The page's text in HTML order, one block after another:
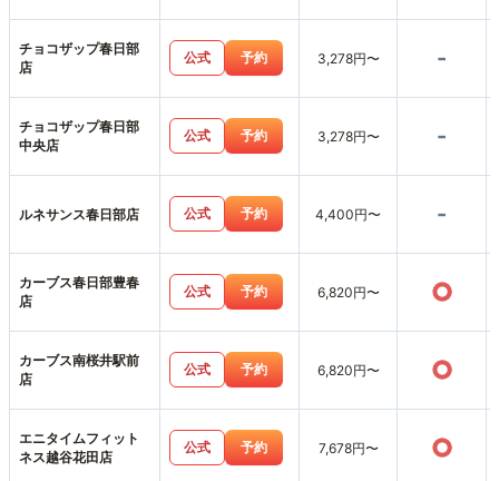
チョコザップ春日部
店
公式 予約 3,278円〜 -
チョコザップ春日部
中央店
公式 予約 3,278円〜 -
ルネサンス春日部店 公式 予約 4,400円〜 -
カーブス春日部豊春
店
公式 予約 6,820円〜 ○
カーブス南桜井駅前
店
公式 予約 6,820円〜 ○
エニタイムフィット
ネス越谷花田店
公式 予約 7,678円〜 ○